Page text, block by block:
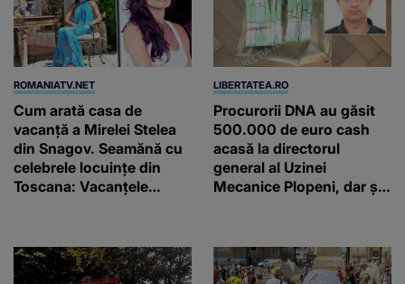
ROMANIATV.NET
Cum arată casa de
vacanță a Mirelei Stelea
din Snagov. Seamănă cu
celebrele locuințe din
Toscana: Vacanţele
amprenta
LIBERTATEA.RO
Procurorii DNA au găsit
500.000 de euro cash
acasă la directorul
general al Uzinei
Mecanice Plopeni, dar și